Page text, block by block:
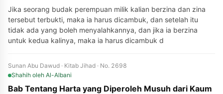
Jika seorang budak perempuan milik kalian berzina dan zina
tersebut terbukti, maka ia harus dicambuk, dan setelah itu
tidak ada yang boleh menyalahkannya, dan jika ia berzina
untuk kedua kalinya, maka ia harus dicambuk d
Sunan Abu Dawud · Kitab Jihad · No. 2698
Shahih oleh Al-Albani
Bab Tentang Harta yang Diperoleh Musuh dari Kaum